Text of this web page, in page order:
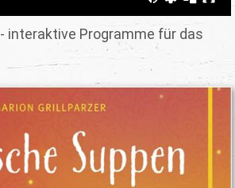
- interaktive Programme für das